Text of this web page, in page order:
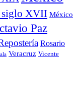
siglo XVII México
Paz
Rosario
Veracruz Vicente